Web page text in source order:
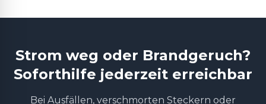
Strom weg oder Brandgeruch?
Soforthilfe jederzeit erreichbar
Bei Ausfällen, verschmorten Steckern oder